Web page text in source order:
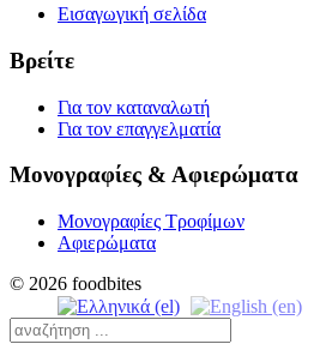
Εισαγωγική σελίδα
Βρείτε
Για τον καταναλωτή
Για τον επαγγελματία
Μονογραφίες & Αφιερώματα
Μονογραφίες Τροφίμων
Αφιερώματα
© 2026 foodbites